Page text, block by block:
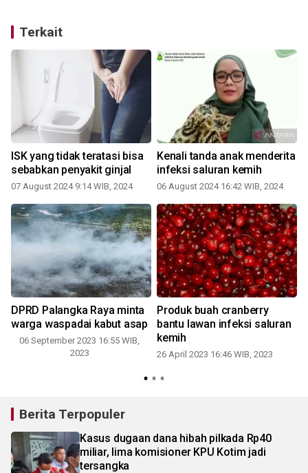
Terkait
ISK yang tidak teratasi bisa
sebabkan penyakit ginjal
07 August 2024 9:14 WIB, 2024
Kenali tanda anak menderita
infeksi saluran kemih
06 August 2024 16:42 WIB, 2024
DPRD Palangka Raya minta
warga waspadai kabut asap
06 September 2023 16:55 WIB,
2023
Produk buah cranberry
bantu lawan infeksi saluran
kemih
26 April 2023 16:46 WIB, 2023
Berita Terpopuler
Kasus dugaan dana hibah pilkada Rp40
miliar, lima komisioner KPU Kotim jadi
tersangka